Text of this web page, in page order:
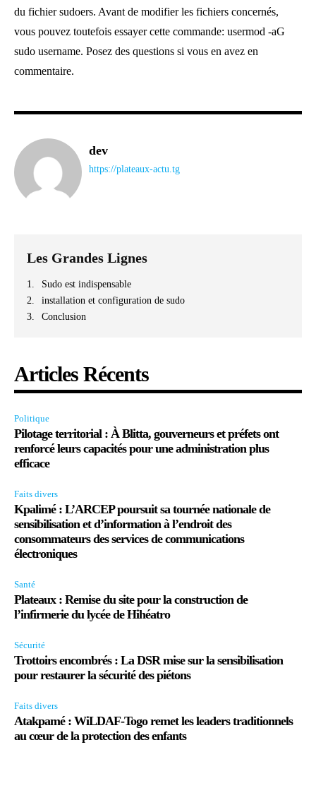
du fichier sudoers. Avant de modifier les fichiers concernés,
vous pouvez toutefois essayer cette commande: usermod -aG
sudo username. Posez des questions si vous en avez en
commentaire.
dev
https://plateaux-actu.tg
Les Grandes Lignes
Sudo est indispensable
installation et configuration de sudo
Conclusion
Articles Récents
Politique
Pilotage territorial : À Blitta, gouverneurs et préfets ont
renforcé leurs capacités pour une administration plus
efficace
Faits divers
Kpalimé : L’ARCEP poursuit sa tournée nationale de
sensibilisation et d’information à l’endroit des
consommateurs des services de communications
électroniques
Santé
Plateaux : Remise du site pour la construction de
l’infirmerie du lycée de Hihéatro
Sécurité
Trottoirs encombrés : La DSR mise sur la sensibilisation
pour restaurer la sécurité des piétons
Faits divers
Atakpamé : WiLDAF-Togo remet les leaders traditionnels
au cœur de la protection des enfants